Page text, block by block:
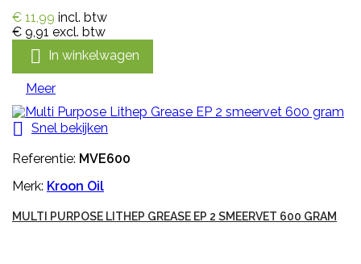
€ 11,99 incl. btw
€ 9,91 excl. btw
 In winkelwagen
Meer
 Snel bekijken
Referentie: MVE600
Merk: Kroon Oil
MULTI PURPOSE LITHEP GREASE EP 2 SMEERVET 600 GRAM